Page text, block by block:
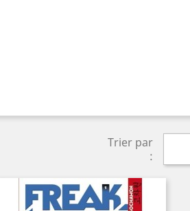
Trier par
: